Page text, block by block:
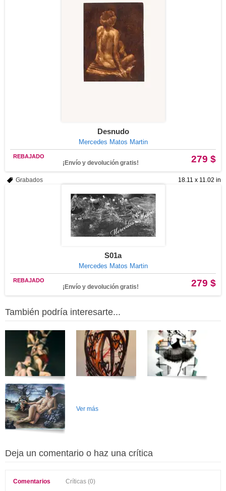
Desnudo
Mercedes Matos Martin
279 $
REBAJADO
¡Envío y devolución gratis!
18.11 x 11.02 in
Grabados
S01a
Mercedes Matos Martin
279 $
REBAJADO
¡Envío y devolución gratis!
También podría interesarte...
Ver más
Deja un comentario o haz una crítica
Comentarios Críticas (0)